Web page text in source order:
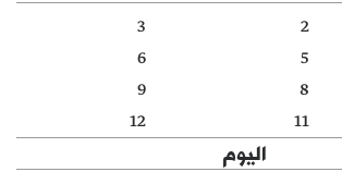
2
3
5
6
8
9
11
12
اليوم